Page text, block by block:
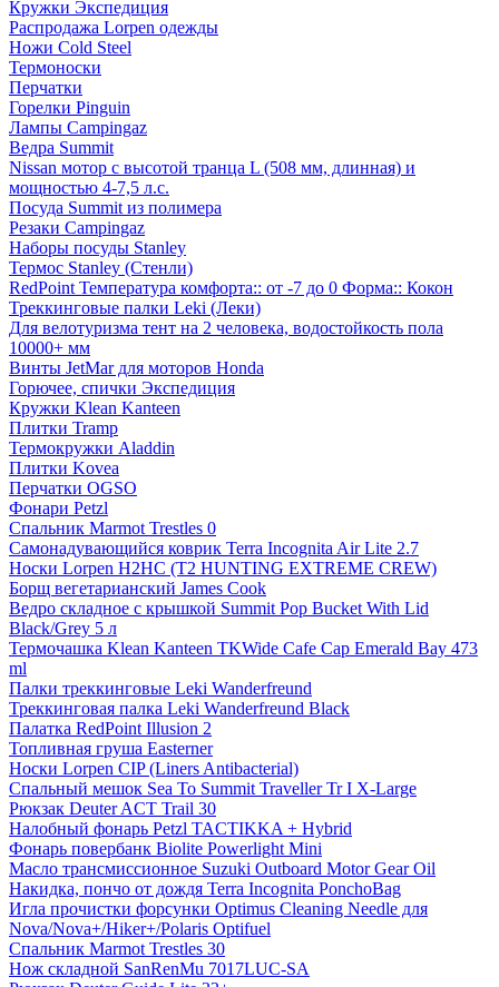
Кружки Экспедиция
Распродажа Lorpen одежды
Ножи Cold Steel
Термоноски
Перчатки
Горелки Pinguin
Лампы Campingaz
Ведра Summit
Nissan мотор с высотой транца L (508 мм, длинная) и
мощностью 4-7,5 л.с.
Посуда Summit из полимера
Резаки Campingaz
Наборы посуды Stanley
Термос Stanley (Стенли)
RedPoint Температура комфорта:: от -7 до 0 Форма:: Кокон
Треккинговые палки Leki (Леки)
Для велотуризма тент на 2 человека, водостойкость пола
10000+ мм
Винты JetMar для моторов Honda
Горючее, спички Экспедиция
Кружки Klean Kanteen
Плитки Tramp
Термокружки Aladdin
Плитки Kovea
Перчатки OGSO
Фонари Petzl
Спальник Marmot Trestles 0
Самонадувающийся коврик Terra Incognita Air Lite 2.7
Носки Lorpen H2HC (T2 HUNTING EXTREME CREW)
Борщ вегетарианский James Cook
Ведро складное с крышкой Summit Pop Bucket With Lid
Black/Grey 5 л
Термочашка Klean Kanteen TKWide Cafe Cap Emerald Bay 473
ml
Палки треккинговые Leki Wanderfreund
Треккинговая палка Leki Wanderfreund Black
Палатка RedPoint Illusion 2
Топливная груша Easterner
Носки Lorpen CIP (Liners Antibacterial)
Спальный мешок Sea To Summit Traveller Tr I X-Large
Рюкзак Deuter ACT Trail 30
Налобный фонарь Petzl TACTIKKA + Hybrid
Фонарь повербанк Biolite Powerlight Mini
Масло трансмиссионное Suzuki Outboard Motor Gear Oil
Накидка, пончо от дождя Terra Incognita PonchoBag
Игла прочистки форсунки Optimus Cleaning Needle для
Nova/Nova+/Hiker+/Polaris Optifuel
Спальник Marmot Trestles 30
Нож складной SanRenMu 7017LUC-SA